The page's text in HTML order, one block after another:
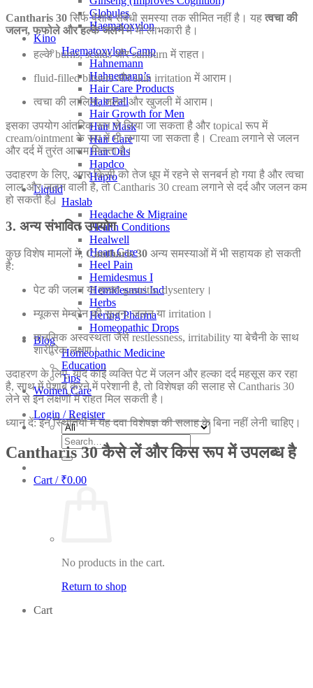
Globules
Haematoxylon
Kino
Haematoxylon Camp
Hahnemann
Hahnemann’s
Hair Care Products
Hair Fall
Hair Growth for Men
Hair Mask
Hair Care
Hair Oils
Hapdco
Hapro
Liquid
Haslab
Headache & Migraine
Health Conditions
Healwell
Heart Care
Heel Pain
Hemidesmus I
Hemidesmus Ind
Herbs
Hering Pharma
Homeopathic Drops
Blog
Homeopathic Medicine
Education
Tips
Women Care
Login / Register
Search
for:
Cart / ₹0.00
No products in the cart.
Return to shop
Cart
Cantharis 30 सिर्फ पेशाब संबंधी समस्या तक सीमित नहीं है। यह त्वचा की
जलन, फफोले और हल्के जलनेमें भी लाभकारी है।
हल्के burns, scalds और sunburn में राहत।
fluid-filled blisters और skin irritation में आराम।
त्वचा की लालिमा, जलन और खुजली में आराम।
इसका उपयोग आंतरिक रूप से लिया जा सकता है और topical रूप में
cream/ointment के रूप में भी लगाया जा सकता है। Cream लगाने से जलन
और दर्द में तुरंत आराम मिलता है।
उदाहरण के लिए, अगर किसी को तेज धूप में रहने से सनबर्न हो गया है और त्वचा
लाल और जलन वाली है, तो Cantharis 30 cream लगाने से दर्द और जलन कम
हो सकती है।
3. अन्य संभावित उपयोग
कुछ विशेष मामलों में, Cantharis 30 अन्य समस्याओं में भी सहायक हो सकती
है:
पेट की जलन या हल्का gastritis, dysentery।
म्यूकस मेम्ब्रेन की सूजन, जलन या irritation।
मानसिक अस्वस्थता जैसे restlessness, irritability या बेचैनी के साथ
शारीरिक लक्षण।
उदाहरण के लिए, यदि कोई व्यक्ति पेट में जलन और हल्का दर्द महसूस कर रहा
है, साथ में पेशाब करने में परेशानी है, तो विशेषज्ञ की सलाह से Cantharis 30
लेने से इन लक्षणों में राहत मिल सकती है।
ध्यान दें: इन स्थितियों में यह दवा विशेषज्ञ की सलाह के बिना नहीं लेनी चाहिए।
Cantharis 30 कैसे लें और किस रूप में उपलब्ध है